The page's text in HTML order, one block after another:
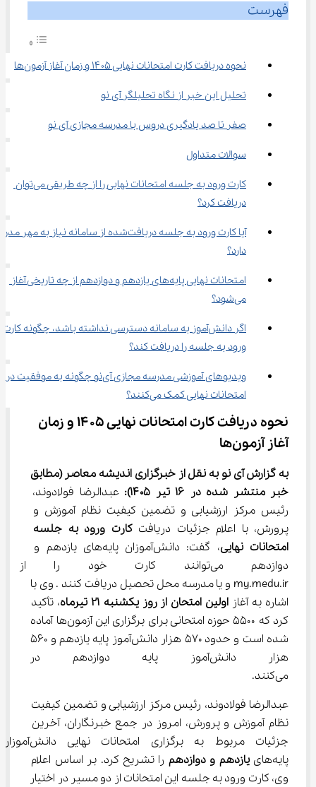
فهرست
نحوه دریافت کارت امتحانات نهایی ۱۴۰۵ و زمان آغاز آزمون‌ها
تحلیل این خبر از نگاه تحلیلگر آی نو
صفر تا صد یادگیری دروس با مدرسه مجازی آی ‌نو
سوالات متداول
کارت ورود به جلسه امتحانات نهایی را از چه طریقی می‌توان
دریافت کرد؟
آیا کارت ورود به جلسه دریافت‌شده از سامانه نیاز به مهر
دارد؟
امتحانات نهایی پایه‌های یازدهم و دوازدهم از چه تاریخی آغاز
می‌شود؟
اگر دانش‌آموز به سامانه دسترسی نداشته باشد، چگونه کارت
ورود به جلسه را دریافت کند؟
ویدیوهای آموزشی مدرسه مجازی آی‌نو چگونه به موفقیت در
امتحانات نهایی کمک می‌کنند؟
نحوه دریافت کارت امتحانات نهایی ۱۴۰۵ و زمان
آغاز آزمون‌ها
به گزارش آی نو به نقل از خبرگزاری اندیشه معاصر (مطابق
خبر منتشر شده در ۱۶ تیر ۱۴۰۵):
عبدالرضا فولادوند،
رئیس مرکز ارزشیابی و تضمین کیفیت نظام آموزش و
پرورش، با اعلام جزئیات دریافت کارت ورود به جلسه
امتحانات نهایی
، گفت: دانش‌آموزان پایه‌های یازدهم و
دوازدهم می‌توانند کارت خود
my.medu.ir و یا مدرسه محل تحصیل دریافت کنند . وی با
اشاره به آغاز اولین امتحان از روز یکشنبه ۲۱ تیرماه
، تأکید
کرد که ۵۵۰۰ حوزه امتحانی برای برگزاری این آزمون‌ها آماده
شده است و حدود ۵۷۰ هزار دانش‌آموز پایه یازدهم و ۵۶۰
هزار دانش‌آموز پایه دوازدهم
می‌کنند.
عبدالرضا فولادوند، رئیس مرکز ارزشیابی و تضمین کیفیت
نظام آموزش و پرورش، امروز در جمع خبرنگاران، آخرین
جزئیات مربوط به برگزاری امتحانات نهایی دانش‌آموزان
پایه‌های
یازدهم و دوازدهم را تشریح کرد. بر اساس اعلام
وی، کارت ورود به جلسه این امتحانات از دو مسیر در اختیار